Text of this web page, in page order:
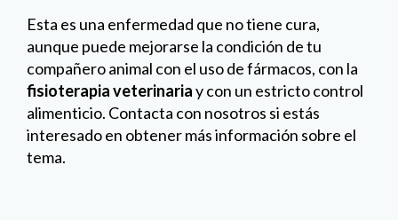
Esta es una enfermedad que no tiene cura,
aunque puede mejorarse la condición de tu
compañero animal con el uso de fármacos, con la
fisioterapia veterinariay con un estricto control
alimenticio. Contacta con nosotros si estás
interesado en obtener más información sobre el
tema.